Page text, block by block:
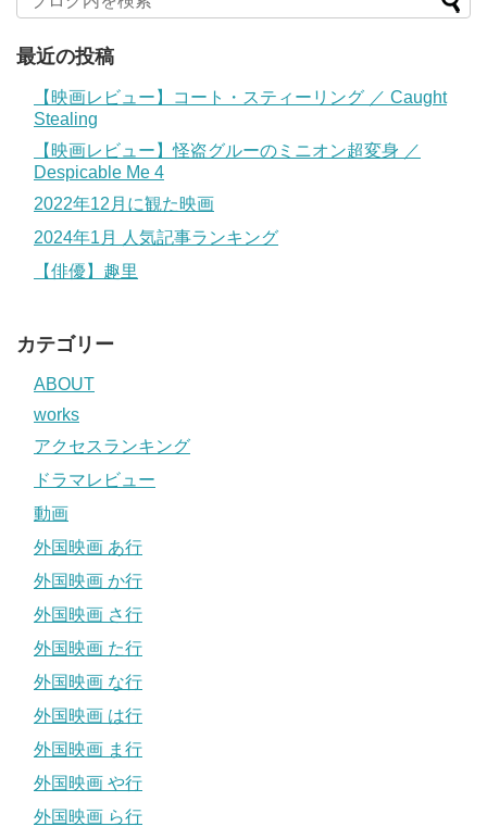
最近の投稿
【映画レビュー】コート・スティーリング ／ Caught
Stealing
【映画レビュー】怪盗グルーのミニオン超変身 ／
Despicable Me 4
2022年12月に観た映画
2024年1月 人気記事ランキング
【俳優】趣里
カテゴリー
ABOUT
works
アクセスランキング
ドラマレビュー
動画
外国映画 あ行
外国映画 か行
外国映画 さ行
外国映画 た行
外国映画 な行
外国映画 は行
外国映画 ま行
外国映画 や行
外国映画 ら行